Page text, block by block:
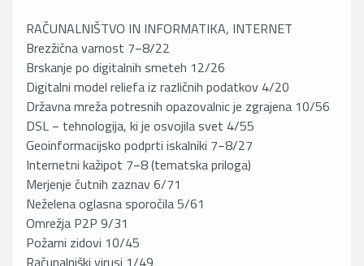
RAČUNALNIŠTVO IN INFORMATIKA, INTERNET
Brezžična varnost 7−8/22
Brskanje po digitalnih smeteh 12/26
Digitalni model reliefa iz različnih podatkov 4/20
Državna mreža potresnih opazovalnic je zgrajena 10/56
DSL − tehnologija, ki je osvojila svet 4/55
Geoinformacijsko podprti iskalniki 7−8/27
Internetni kažipot 7−8 (tematska priloga)
Merjenje čutnih zaznav 6/71
Neželena oglasna sporočila 5/61
Omrežja P2P 9/31
Požarni zidovi 10/45
Računalniški virusi 1/49